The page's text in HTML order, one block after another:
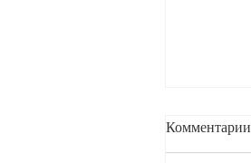
Комментарии